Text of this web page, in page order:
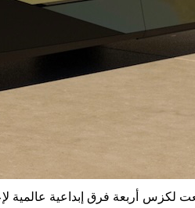
لكزس أربعة فرق إبداعية عالمية